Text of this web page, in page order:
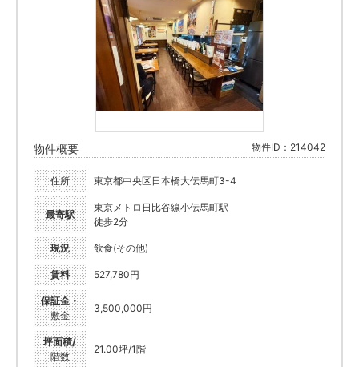
物件概要 物件ID：214042
住所 東京都中央区日本橋大伝馬町3-4
最寄駅
東京メトロ日比谷線小伝馬町駅
徒歩2分
現況 飲食(その他)
賃料 527,780円
保証金・
敷金
3,500,000円
坪面積/
階数
21.00坪/1階